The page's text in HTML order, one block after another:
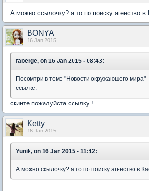
А можно ссылочку? а то по поиску агенство в
BONYA
16 Jan 2015
faberge, on 16 Jan 2015 - 08:43:
Посомтри в теме "Новости окружающего мира"
ссылке.
скинте пожалуйста ссылку !
Ketty
16 Jan 2015
Yunik, on 16 Jan 2015 - 11:42:
А можно ссылочку? а то по поиску агенство в